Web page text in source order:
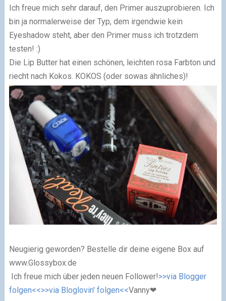
Ich freue mich sehr darauf, den Primer auszuprobieren. Ich
bin ja normalerweise der Typ, dem irgendwie kein
Eyeshadow steht, aber den Primer muss ich trotzdem
testen! :)
Die Lip Butter hat einen schönen, leichten rosa Farbton und
riecht nach Kokos. KOKOS (oder sowas ähnliches)!
Neugierig geworden? Bestelle dir deine eigene Box auf
www.Glossybox.de
Ich freue mich über jeden neuen Follower!>>via Blogger
folgen<<>>via Bloglovin' folgen<<Vanny❤